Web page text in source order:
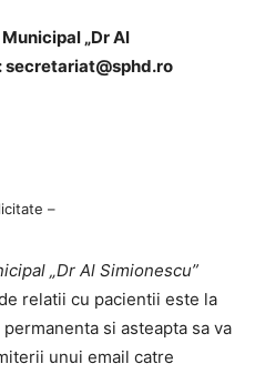
„Dr Al
secretariat@sphd.ro
–
„Dr Al Simionescu”
relatii cu pacientii este la
si asteapta sa va
unui email catre